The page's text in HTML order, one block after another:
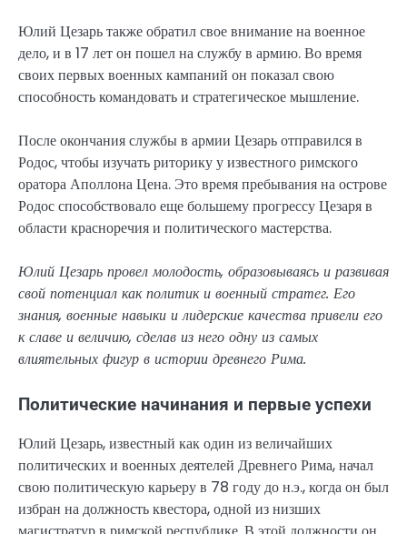
Юлий Цезарь также обратил свое внимание на военное
дело, и в 17 лет он пошел на службу в армию. Во время
своих первых военных кампаний он показал свою
способность командовать и стратегическое мышление.
После окончания службы в армии Цезарь отправился в
Родос, чтобы изучать риторику у известного римского
оратора Аполлона Цена. Это время пребывания на острове
Родос способствовало еще большему прогрессу Цезаря в
области красноречия и политического мастерства.
Юлий Цезарь провел молодость, образовываясь и развивая
свой потенциал как политик и военный стратег. Его
знания, военные навыки и лидерские качества привели его
к славе и величию, сделав из него одну из самых
влиятельных фигур в истории древнего Рима.
Политические начинания и первые успехи
Юлий Цезарь, известный как один из величайших
политических и военных деятелей Древнего Рима, начал
свою политическую карьеру в 78 году до н.э., когда он был
избран на должность квестора, одной из низших